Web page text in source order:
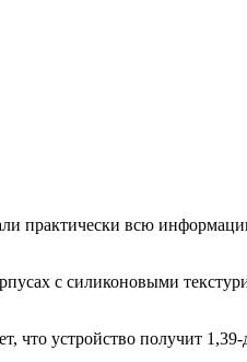
практически всю
с силиконовыми
что устройство получит